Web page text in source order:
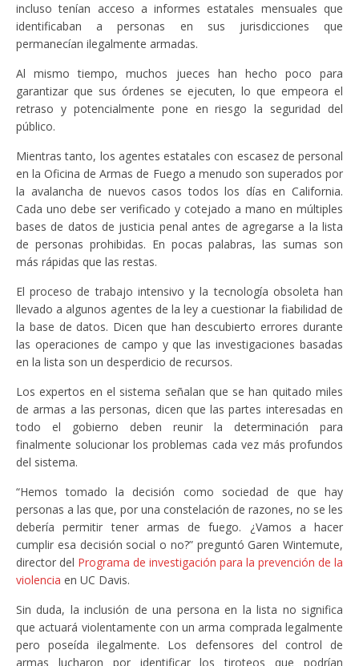
incluso tenían acceso a informes estatales mensuales que
identificaban a personas en sus jurisdicciones que
permanecían ilegalmente armadas.
Al mismo tiempo, muchos jueces han hecho poco para
garantizar que sus órdenes se ejecuten, lo que empeora el
retraso y potencialmente pone en riesgo la seguridad del
público.
Mientras tanto, los agentes estatales con escasez de personal
en la Oficina de Armas de Fuego a menudo son superados por
la avalancha de nuevos casos todos los días en California.
Cada uno debe ser verificado y cotejado a mano en múltiples
bases de datos de justicia penal antes de agregarse a la lista
de personas prohibidas. En pocas palabras, las sumas son
más rápidas que las restas.
El proceso de trabajo intensivo y la tecnología obsoleta han
llevado a algunos agentes de la ley a cuestionar la fiabilidad de
la base de datos. Dicen que han descubierto errores durante
las operaciones de campo y que las investigaciones basadas
en la lista son un desperdicio de recursos.
Los expertos en el sistema señalan que se han quitado miles
de armas a las personas, dicen que las partes interesadas en
todo el gobierno deben reunir la determinación para
finalmente solucionar los problemas cada vez más profundos
del sistema.
“Hemos tomado la decisión como sociedad de que hay
personas a las que, por una constelación de razones, no se les
debería permitir tener armas de fuego. ¿Vamos a hacer
cumplir esa decisión social o no?” preguntó Garen Wintemute,
director del Programa de investigación para la prevención de la
violencia en UC Davis.
Sin duda, la inclusión de una persona en la lista no significa
que actuará violentamente con un arma comprada legalmente
pero poseída ilegalmente. Los defensores del control de
armas lucharon por identificar los tiroteos que podrían